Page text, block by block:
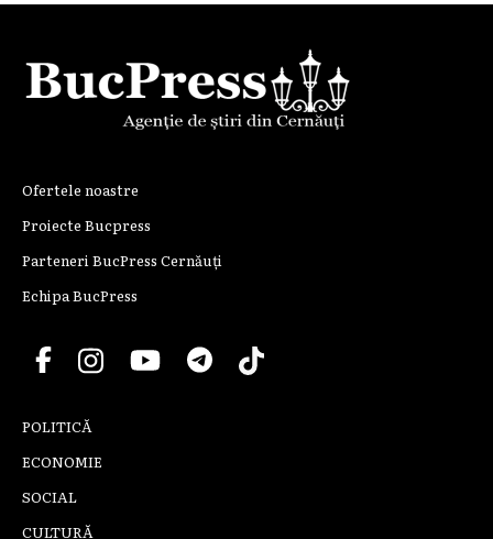
Ofertele noastre
Proiecte Bucpress
Parteneri BucPress Cernăuți
Echipa BucPress
POLITICĂ
ECONOMIE
SOCIAL
CULTURĂ